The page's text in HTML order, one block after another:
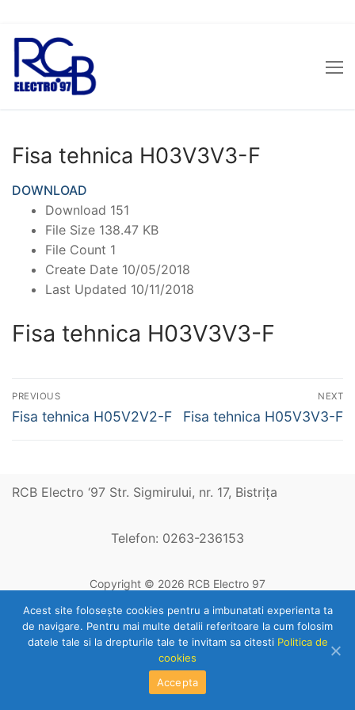
Sari
conținut
Fisa tehnica H03V3V3-F
DOWNLOAD
Download 151
File Size 138.47 KB
File Count 1
Create Date 10/05/2018
Last Updated 10/11/2018
Fisa tehnica H03V3V3-F
Navigare
în
PREVIOUS
Previous
Fisa tehnica H05V2V2-F
NEXT
Next
Fisa tehnica H05V3V3-F
RCB Electro ‘97 Str. Sigmirului, nr. 17, Bistriţa
Telefon: 0263-236153
Copyright © 2026 RCB Electro 97
Acest site foloseşte cookies pentru a imbunatati experienta ta
de navigare. Pentru mai multe detalii referitoare la cum folosim
datele tale si la drepturile tale te invitam sa citesti Politica de
cookies
Accepta